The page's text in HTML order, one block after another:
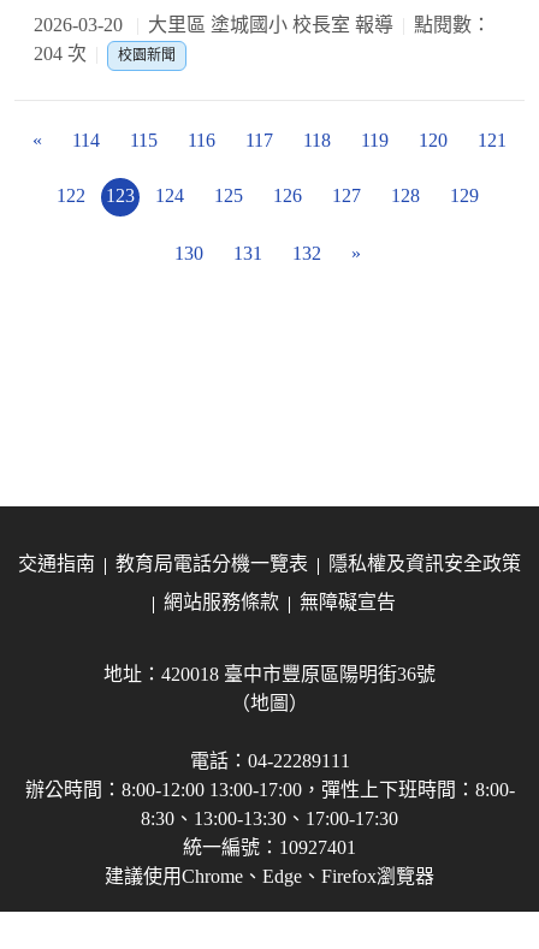
2026-03-20 大里區 塗城國小 校長室 報導
點閱數：
204 次
校園新聞
« 114 115 116 117 118 119 120 121
122 123 124 125 126 127 128 129
130 131 132 »
交通指南 教育局電話分機一覽表
隱私權及資訊安全政策
網站服務條款
無障礙宣告
地址：420018 臺中市豐原區陽明街36號
（地圖）
電話：04-22289111
辦公時間：8:00-12:00 13:00-17:00，彈性上下班時間：8:00-
8:30、13:00-13:30、17:00-17:30
統一編號：10927401
建議使用Chrome、Edge、Firefox瀏覽器